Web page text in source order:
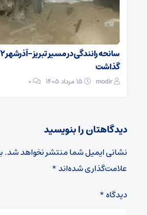
گذاشت
modir
0
دیدگاهتان را بنویسید
نشانی ایمیل شما منتشر نخواهد شد.
علامت‌گذاری شده‌اند*
دیدگاه*